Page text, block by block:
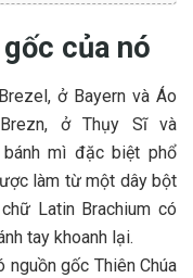
của nó
ở Bayern và Áo
ở Thụy Sĩ và
mì đặc biệt phổ
làm từ một dây bột
Latin Brachium có
tay khoanh lại.
gốc Thiên Chúa